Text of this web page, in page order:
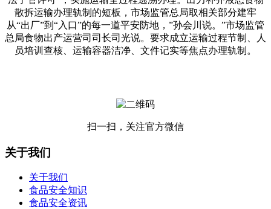
散拆运输办理轨制的短板，市场监管总局取相关部分建牢
从“出厂”到“入口”的每一道平安防地，”孙会川说。”市场监管
总局食物出产运营司司长司光说。要求成立运输过程节制、人
员培训查核、运输容器洁净、文件记实等焦点办理轨制。
扫一扫，关注官方微信
关于我们
关于我们
食品安全知识
食品安全资讯